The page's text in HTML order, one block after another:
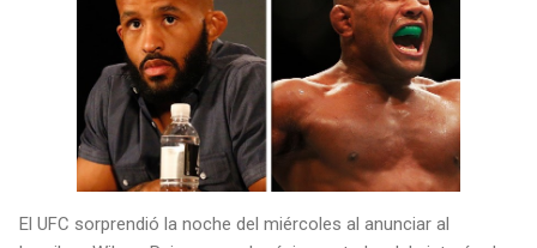
El UFC sorprendió la noche del miércoles al anunciar al